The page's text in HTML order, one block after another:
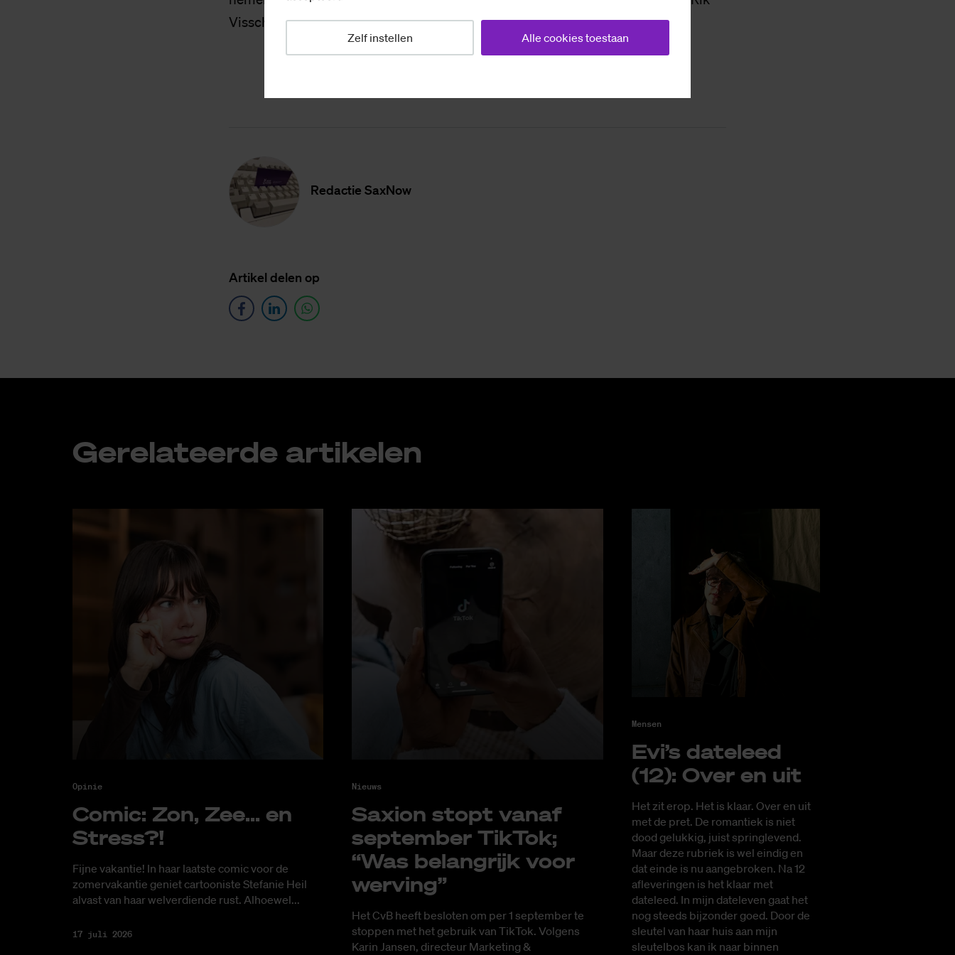
Zelf instellen Alle cookies toestaan
Visschedijk viar.visschedijk@saxnow.nl .
Re­dac­tie SaxNow
Ar­ti­kel de­len op
Ge­re­la­teer­de ar­ti­ke­len
Opinie
Co­mic: Zon, Zee... en
Stress?!
Fijne vakantie! In haar laatste comic voor de
zomervakantie geniet cartooniste Stefanie Heil
alvast van haar welverdiende rust. Alhoewel...
17 juli 2026
Nieuws
Saxi­on stopt van­af
sep­tem­ber Tik­Tok;
“Was be­lang­rijk voor
wer­ving”
Het CvB heeft besloten om per 1 september te
stoppen met het gebruik van TikTok. Volgens
Karin Jansen, directeur Marketing &
Mensen
Evi’s da­te­leed
(12): Over en uit
Het zit erop. Het is klaar. Over en uit
met de pret. De romantiek is niet
dood gelukkig, juist springlevend.
Maar deze rubriek is wel eindig en
dat einde is nu aangebroken. Na 12
afleveringen is het klaar met
dateleed. In mijn dateleven gaat het
nog steeds bijzonder goed. Door de
sleutel van haar huis aan mijn
sleutelbos kan ik naar binnen